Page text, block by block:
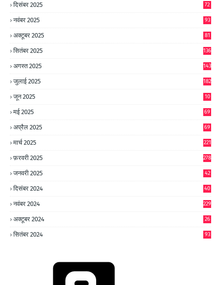
दिसंबर 2025 72
नवंबर 2025 93
अक्टूबर 2025 81
सितंबर 2025 136
अगस्त 2025 143
जुलाई 2025 182
जून 2025
10
मई 2025 69
अप्रैल 2025 69
मार्च 2025 221
फ़रवरी 2025 278
जनवरी 2025
42
दिसंबर 2024
40
नवंबर 2024 229
अक्टूबर 2024
26
सितंबर 2024 93